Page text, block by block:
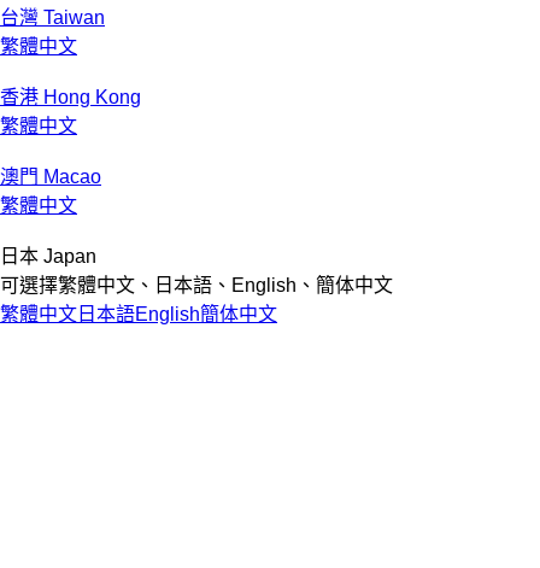
台灣 Taiwan
繁體中文
香港 Hong Kong
繁體中文
澳門 Macao
繁體中文
日本 Japan
可選擇繁體中文、日本語、English、簡体中文
繁體中文 日本語English簡体中文